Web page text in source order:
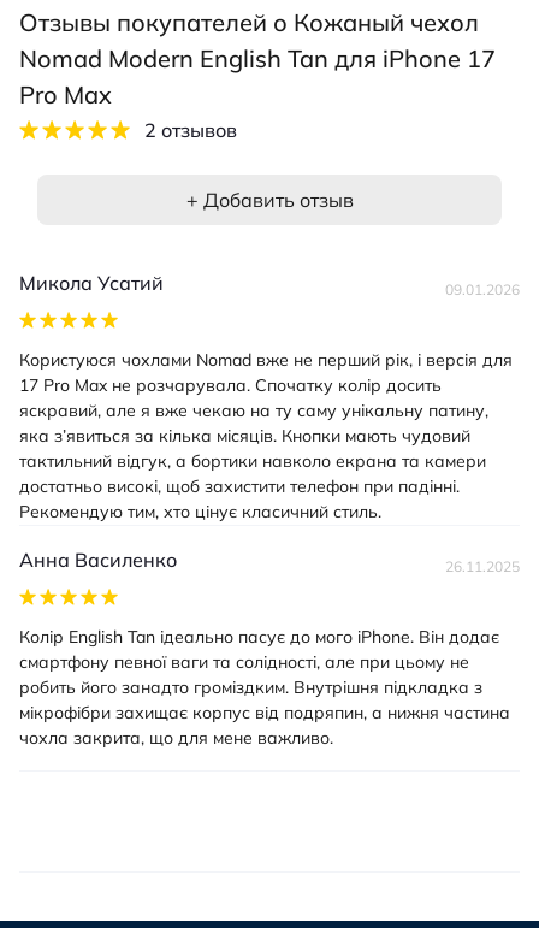
Отзывы покупателей о Кожаный чехол
Nomad Modern English Tan для iPhone 17
Pro Max
2 отзывов
+ Добавить отзыв
Микола Усатий 09.01.2026
Користуюся чохлами Nomad вже не перший рік, і версія для
17 Pro Max не розчарувала. Спочатку колір досить
яскравий, але я вже чекаю на ту саму унікальну патину,
яка з’явиться за кілька місяців. Кнопки мають чудовий
тактильний відгук, а бортики навколо екрана та камери
достатньо високі, щоб захистити телефон при падінні.
Рекомендую тим, хто цінує класичний стиль.
Анна Василенко 26.11.2025
Колір English Tan ідеально пасує до мого iPhone. Він додає
смартфону певної ваги та солідності, але при цьому не
робить його занадто громіздким. Внутрішня підкладка з
мікрофібри захищає корпус від подряпин, а нижня частина
чохла закрита, що для мене важливо.